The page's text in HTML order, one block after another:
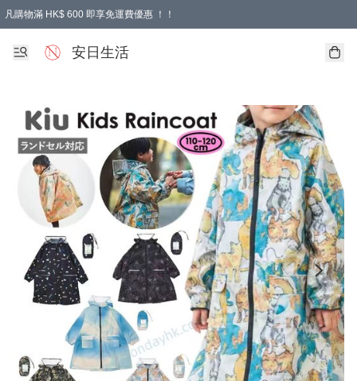
凡購物滿 HK$ 600 即享免運費優惠 ！！
安日生活